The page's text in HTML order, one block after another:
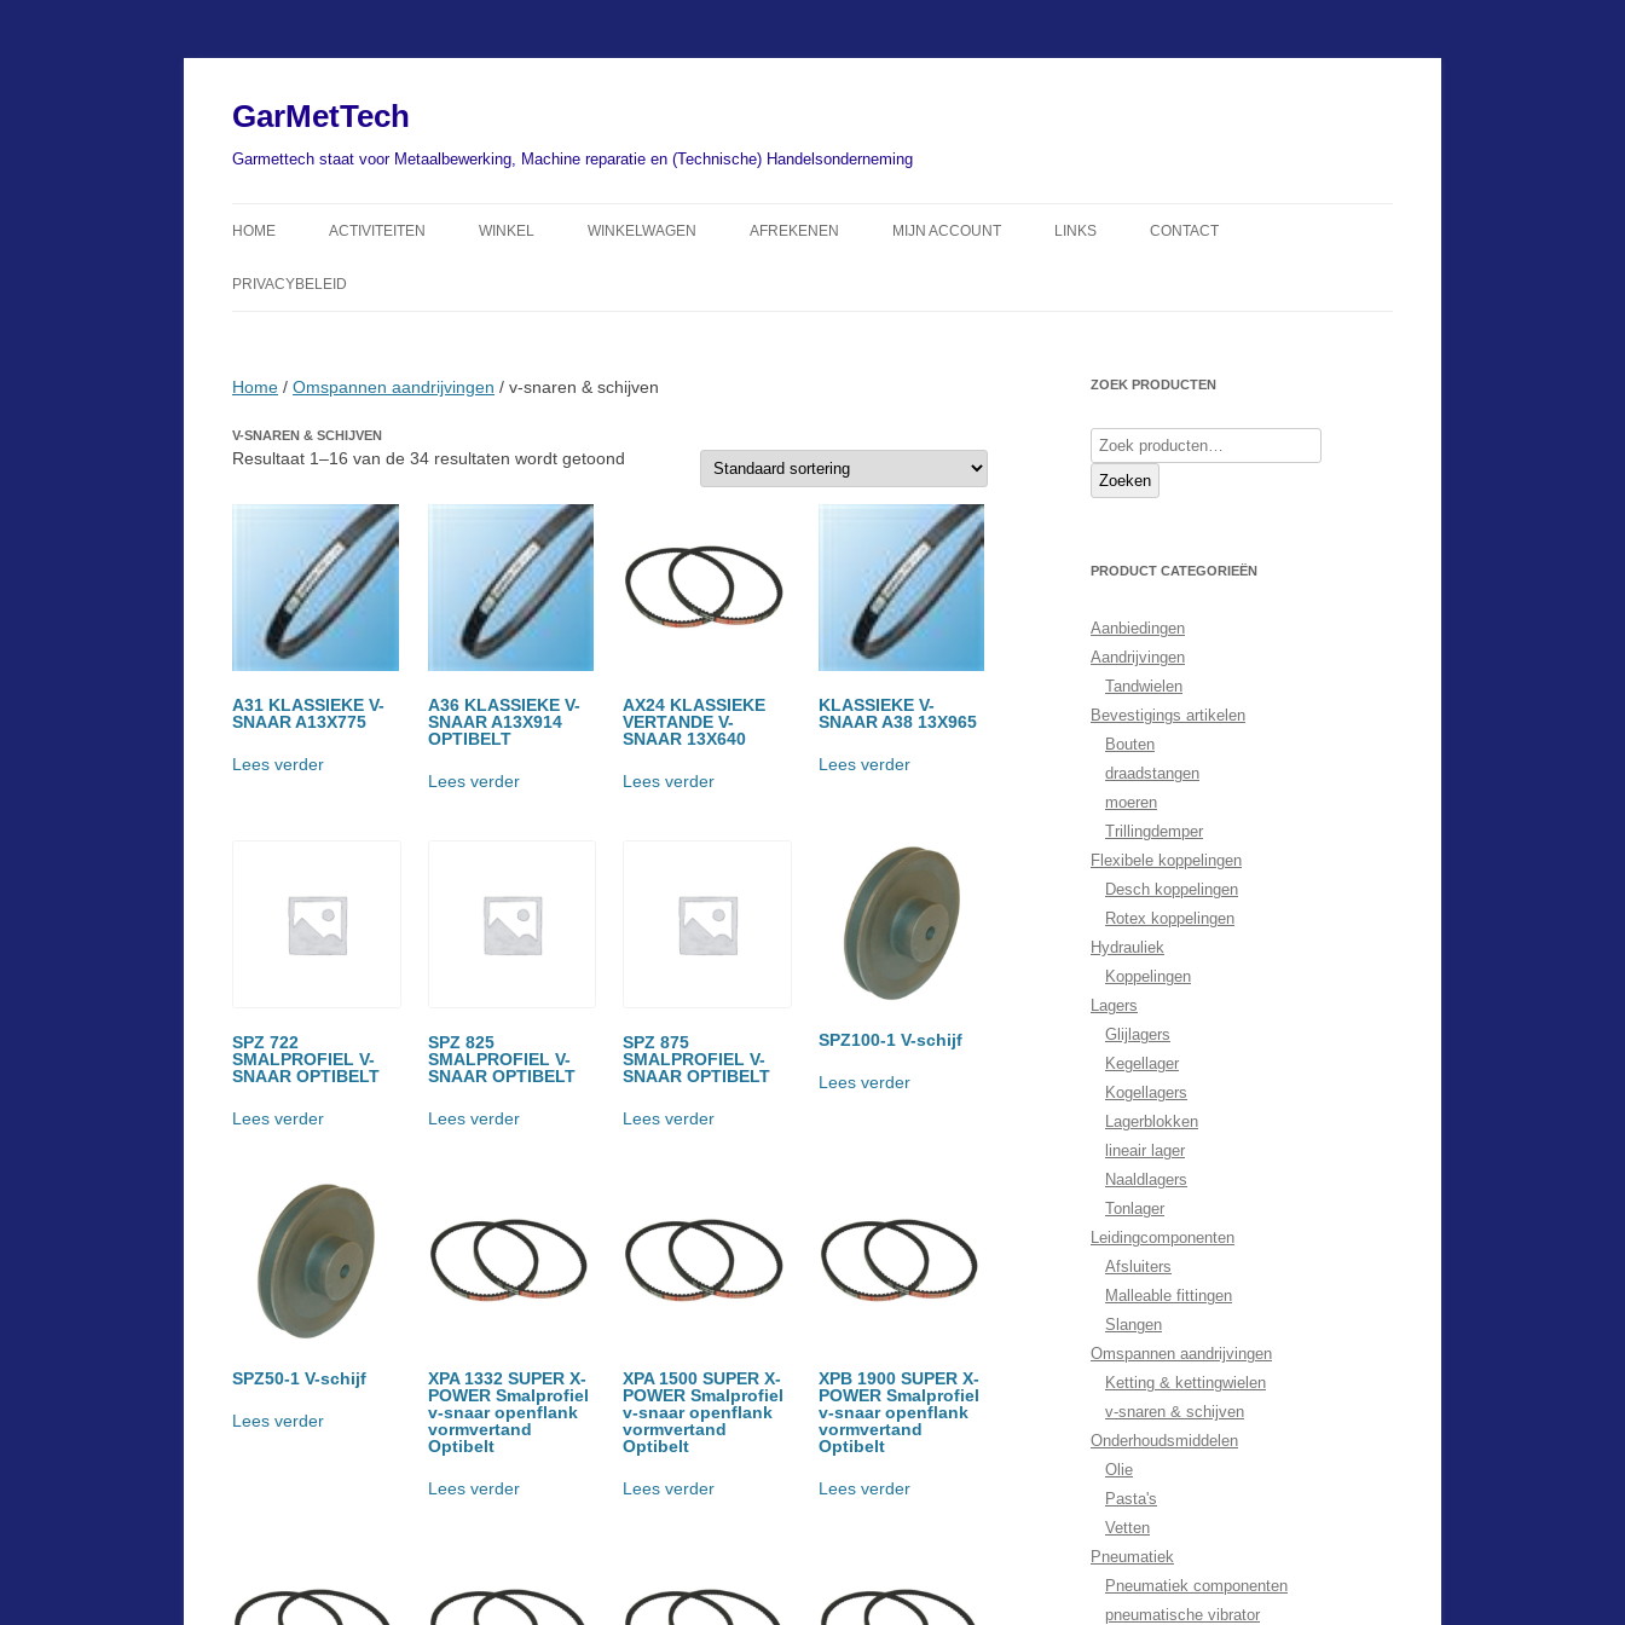
inhoud
GarMetTech
Garmettech staat voor Metaalbewerking, Machine reparatie en (Technische) Handelsonderneming
HOME ACTIVITEITEN WINKEL WINKELWAGEN AFREKENEN MIJN ACCOUNT LINKS CONTACT
PRIVACYBELEID
Home / Omspannen aandrijvingen / v-snaren & schijven
V-SNAREN & SCHIJVEN
Resultaat 1–16 van de 34 resultaten wordt getoond
A31 KLASSIEKE V-
SNAAR A13X775
Lees verder
A36 KLASSIEKE V-
SNAAR A13X914
OPTIBELT
Lees verder
AX24 KLASSIEKE
VERTANDE V-
SNAAR 13X640
Lees verder
KLASSIEKE V-
SNAAR A38 13X965
Lees verder
SPZ 722
SMALPROFIEL V-
SNAAR OPTIBELT
Lees verder
SPZ 825
SMALPROFIEL V-
SNAAR OPTIBELT
Lees verder
SPZ 875
SMALPROFIEL V-
SNAAR OPTIBELT
Lees verder
SPZ100-1 V-schijf
Lees verder
SPZ50-1 V-schijf
Lees verder
XPA 1332 SUPER X-
POWER Smalprofiel
v-snaar openflank
vormvertand
Optibelt
Lees verder
XPA 1500 SUPER X-
POWER Smalprofiel
v-snaar openflank
vormvertand
Optibelt
Lees verder
XPB 1900 SUPER X-
POWER Smalprofiel
v-snaar openflank
vormvertand
Optibelt
Lees verder
ZOEK PRODUCTEN
Zoeken
naar:
Zoeken
PRODUCT CATEGORIEËN
Aanbiedingen
Aandrijvingen
Tandwielen
Bevestigings artikelen
Bouten
draadstangen
moeren
Trillingdemper
Flexibele koppelingen
Desch koppelingen
Rotex koppelingen
Hydrauliek
Koppelingen
Lagers
Glijlagers
Kegellager
Kogellagers
Lagerblokken
lineair lager
Naaldlagers
Tonlager
Leidingcomponenten
Afsluiters
Malleable fittingen
Slangen
Omspannen aandrijvingen
Ketting & kettingwielen
v-snaren & schijven
Onderhoudsmiddelen
Olie
Pasta's
Vetten
Pneumatiek
Pneumatiek componenten
pneumatische vibrator